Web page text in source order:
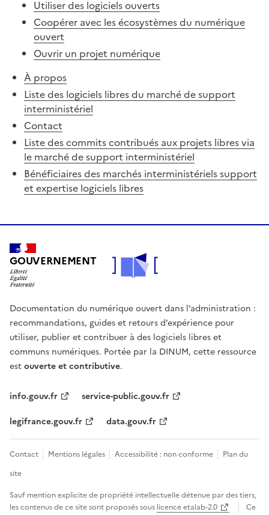
Utiliser des logiciels ouverts
Coopérer avec les écosystèmes du numérique
ouvert
Ouvrir un projet numérique
À propos
Liste des logiciels libres du marché de support
interministériel
Contact
Liste des commits contribués aux projets libres via
le marché de support interministériel
Bénéficiaires des marchés interministériels support
et expertise logiciels libres
GOUVERNEMENT
Documentation du numérique ouvert dans l’administration :
recommandations, guides et retours d’expérience pour
utiliser, publier et contribuer à des logiciels libres et
communs numériques. Portée par la DINUM, cette ressource
estouverte et contributive.
info.gouv.fr
service-public.gouv.fr
legifrance.gouv.fr
data.gouv.fr
Contact Mentions légales Accessibilité : non conforme
Plan du
site
Sauf mention explicite de propriété intellectuelle détenue par des tiers,
les contenus de ce site sont proposés sous licence etalab-2.0
Ce